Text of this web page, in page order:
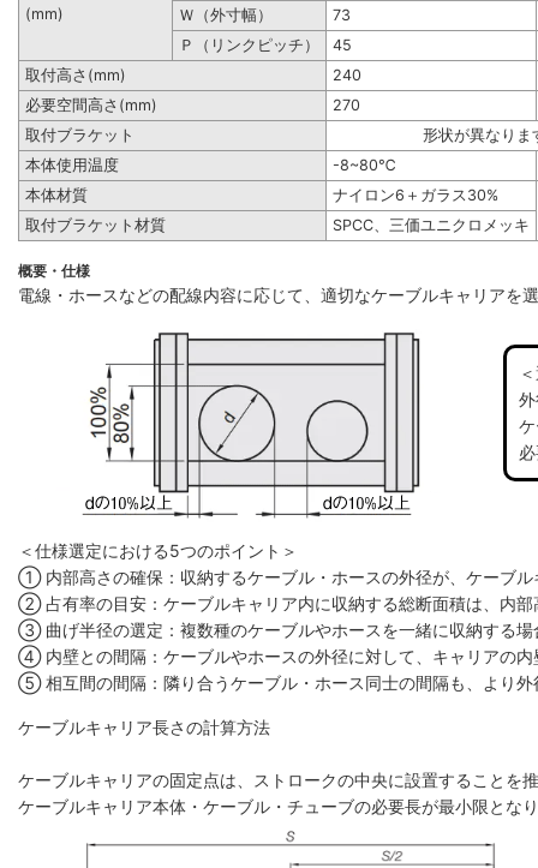
(mm)
Ｗ（外寸幅）
73
Ｐ（リンクピッチ）
45
取付高さ(mm)
240
必要空間高さ(mm)
270
取付ブラケット
形状が異なりま
本体使用温度
-8~80℃
本体材質
ナイロン6＋ガラス30%
取付ブラケット材質
SPCC、三価ユニクロメッキ
概要・仕様
電線・ホースなどの配線内容に応じて、適切なケーブルキャリアを
＜仕様選定における5つのポイント＞
① 内部高さの確保：収納するケーブル・ホースの外径が、ケーブ
② 占有率の目安：ケーブルキャリア内に収納する総断面積は、内
③ 曲げ半径の選定：複数種のケーブルやホースを一緒に収納する
④ 内壁との間隔：ケーブルやホースの外径に対して、キャリアの
⑤ 相互間の間隔：隣り合うケーブル・ホース同士の間隔も、より
ケーブルキャリア長さの計算方法
ケーブルキャリアの固定点は、ストロークの中央に設置することを
ケーブルキャリア本体・ケーブル・チューブの必要長が最小限とな